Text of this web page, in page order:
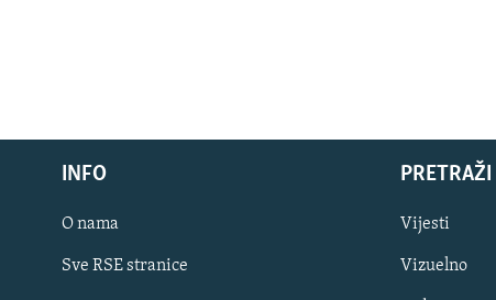
INFO
O nama
Sve RSE stranice
PRETRAŽI
Vijesti
Vizuelno